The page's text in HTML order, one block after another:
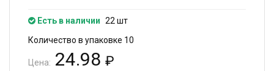
Есть в наличии 22 шт
Количество в упаковке 10
Цена: 24.98 ₽